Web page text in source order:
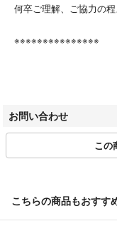
何卒ご理解、ご協力の
※※※※※※※※※※※※※※※
株式会社リンクが運営
▼お問い合わせについて
商品詳細ページ、また
合わせフォームよりお
※お値引きの対応はでき
お問い合わせ
この
こちらの商品もおすす